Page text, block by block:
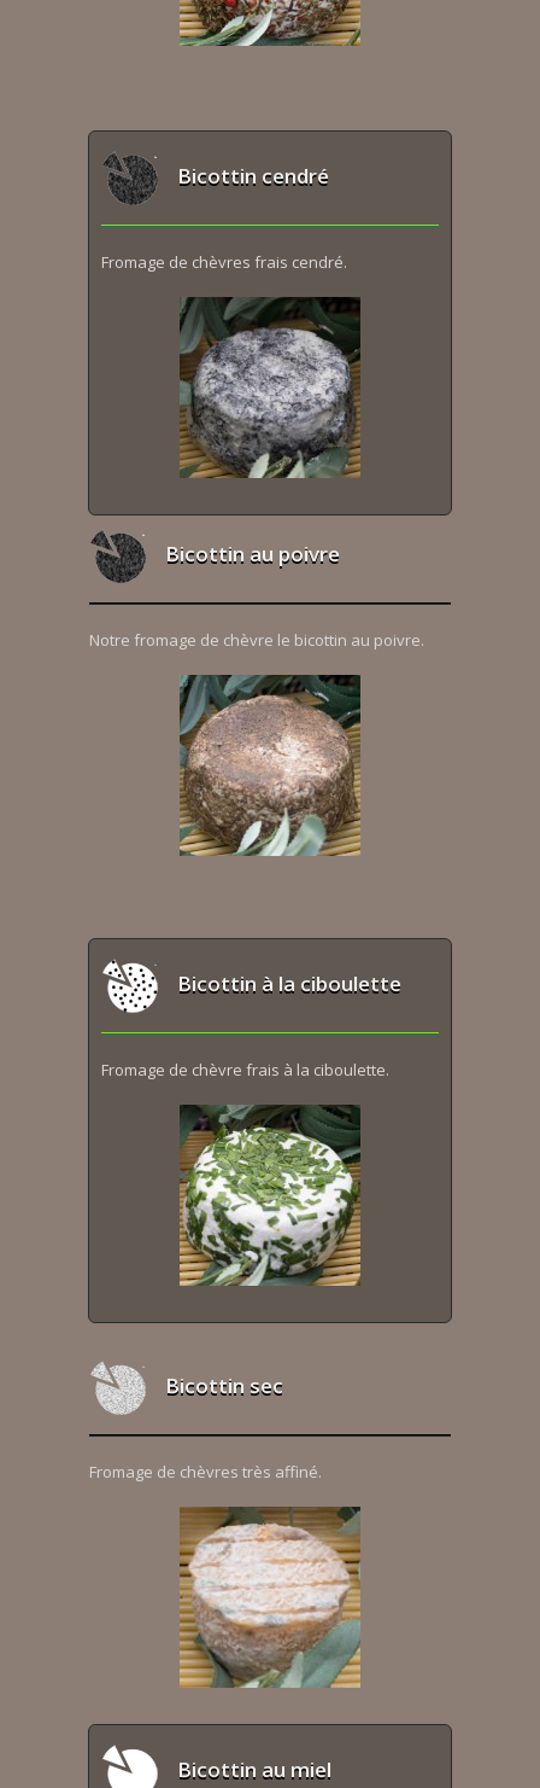
Bicottin cendré
Fromage de chèvres frais cendré.
Bicottin au poivre
Notre fromage de chèvre le bicottin au poivre.
Bicottin à la ciboulette
Fromage de chèvre frais à la ciboulette.
Bicottin sec
Fromage de chèvres très affiné.
Bicottin au miel